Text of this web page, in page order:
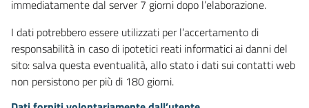
immediatamente dal server 7 giorni dopo l’elaborazione.
I dati potrebbero essere utilizzati per l’accertamento di
responsabilità in caso di ipotetici reati informatici ai danni del
sito: salva questa eventualità, allo stato i dati sui contatti web
non persistono per più di 180 giorni.